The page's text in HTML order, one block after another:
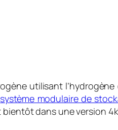
utilisant
système modulaire de
dans une version